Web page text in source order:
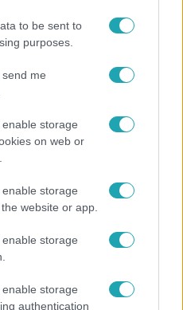
to be sent to
purposes.
me
storage
on web or
storage
website or app.
storage
storage
authentication
jelentették be:
óta" - Édesapja